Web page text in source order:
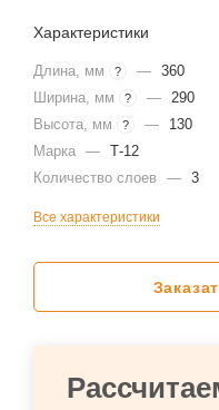
Характеристики
Длина, мм ? — 360
Ширина, мм
? — 290
Высота, мм
? —
130
Марка — Т-12
Количество слоев
— 3
Все характеристики